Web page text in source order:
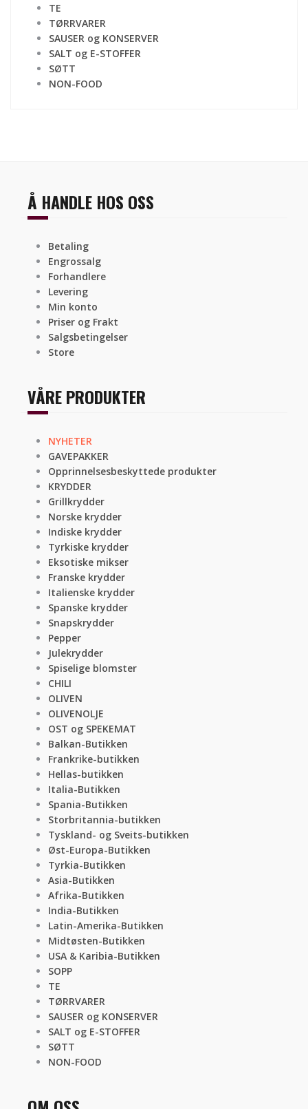
TE
TØRRVARER
SAUSER og KONSERVER
SALT og E-STOFFER
SØTT
NON-FOOD
Å HANDLE HOS OSS
Betaling
Engrossalg
Forhandlere
Levering
Min konto
Priser og Frakt
Salgsbetingelser
Store
VÅRE PRODUKTER
NYHETER
GAVEPAKKER
Opprinnelsesbeskyttede produkter
KRYDDER
Grillkrydder
Norske krydder
Indiske krydder
Tyrkiske krydder
Eksotiske mikser
Franske krydder
Italienske krydder
Spanske krydder
Snapskrydder
Pepper
Julekrydder
Spiselige blomster
CHILI
OLIVEN
OLIVENOLJE
OST og SPEKEMAT
Balkan-Butikken
Frankrike-butikken
Hellas-butikken
Italia-Butikken
Spania-Butikken
Storbritannia-butikken
Tyskland- og Sveits-butikken
Øst-Europa-Butikken
Tyrkia-Butikken
Asia-Butikken
Afrika-Butikken
India-Butikken
Latin-Amerika-Butikken
Midtøsten-Butikken
USA & Karibia-Butikken
SOPP
TE
TØRRVARER
SAUSER og KONSERVER
SALT og E-STOFFER
SØTT
NON-FOOD